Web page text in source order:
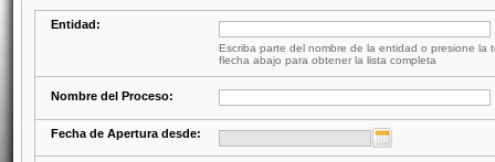
Entidad:
Escriba parte del nombre de la entidad o presione la
flecha abajo para obtener la lista completa
Nombre del Proceso:
Fecha de Apertura desde: